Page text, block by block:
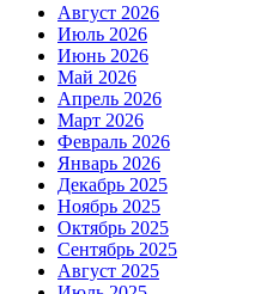
Август 2026
Июль 2026
Июнь 2026
Май 2026
Апрель 2026
Март 2026
Февраль 2026
Январь 2026
Декабрь 2025
Ноябрь 2025
Октябрь 2025
Сентябрь 2025
Август 2025